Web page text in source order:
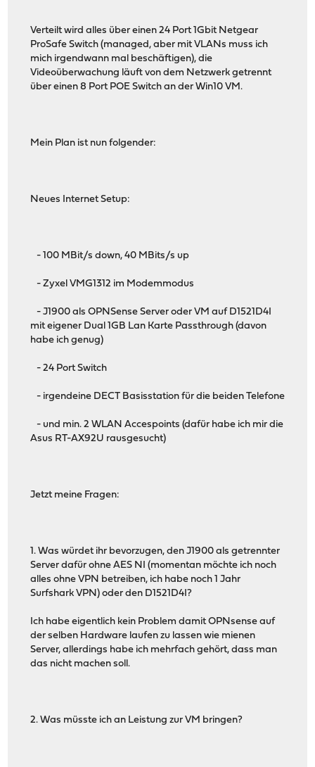
Verteilt wird alles über einen 24 Port 1Gbit Netgear
ProSafe Switch (managed, aber mit VLANs muss ich
mich irgendwann mal beschäftigen), die
Videoüberwachung läuft von dem Netzwerk getrennt
über einen 8 Port POE Switch an der Win10 VM.
Mein Plan ist nun folgender:
Neues Internet Setup:
- 100 MBit/s down, 40 MBits/s up
- Zyxel VMG1312 im Modemmodus
- J1900 als OPNSense Server oder VM auf D1521D4I
mit eigener Dual 1GB Lan Karte Passthrough (davon
habe ich genug)
- 24 Port Switch
- irgendeine DECT Basisstation für die beiden Telefone
- und min. 2 WLAN Accespoints (dafür habe ich mir die
Asus RT-AX92U rausgesucht)
Jetzt meine Fragen:
1. Was würdet ihr bevorzugen, den J1900 als getrennter
Server dafür ohne AES NI (momentan möchte ich noch
alles ohne VPN betreiben, ich habe noch 1 Jahr
Surfshark VPN) oder den D1521D4I?
Ich habe eigentlich kein Problem damit OPNsense auf
der selben Hardware laufen zu lassen wie mienen
Server, allerdings habe ich mehrfach gehört, dass man
das nicht machen soll.
2. Was müsste ich an Leistung zur VM bringen?